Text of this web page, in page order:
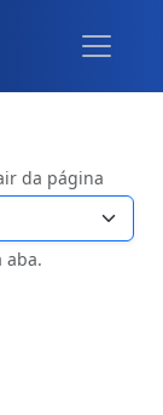
da página
aba.